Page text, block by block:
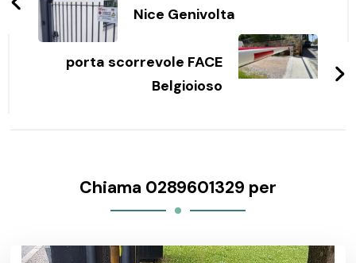
Nice Genivolta
porta scorrevole FACE
Belgioioso
Chiama 0289601329 per